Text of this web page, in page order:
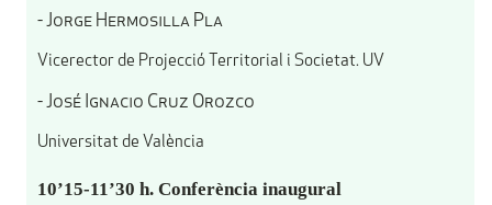
- Jorge Hermosilla Pla
Vicerector de Projecció Territorial i Societat. UV
- José Ignacio Cruz Orozco
Universitat de València
10’15-11’30 h. Conferència inaugural